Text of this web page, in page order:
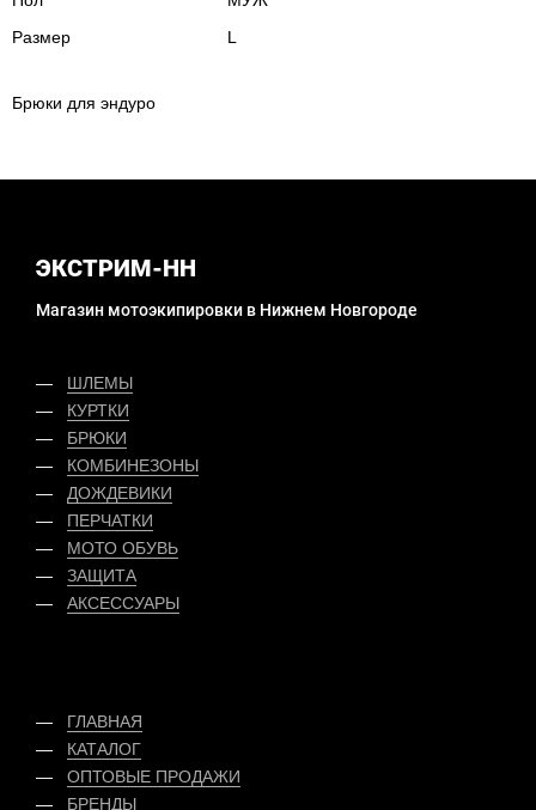
Размер
L
Брюки для эндуро
ЭКСТРИМ-НН
Магазин мотоэкипировки в Нижнем Новгороде
ШЛЕМЫ
КУРТКИ
БРЮКИ
КОМБИНЕЗОНЫ
ДОЖДЕВИКИ
ПЕРЧАТКИ
МОТО ОБУВЬ
ЗАЩИТА
АКСЕССУАРЫ
ГЛАВНАЯ
КАТАЛОГ
ОПТОВЫЕ ПРОДАЖИ
БРЕНДЫ